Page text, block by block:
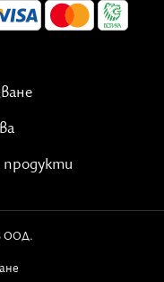
с духовни и
индивидуални
продукти
ООД.